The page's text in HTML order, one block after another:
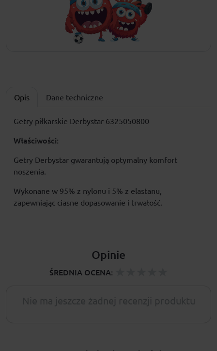
Opis Dane techniczne
Getry piłkarskie Derbystar 6325050800
Właściwości:
Getry Derbystar gwarantują optymalny komfort
noszenia.
Wykonane w 95% z nylonu i 5% z elastanu,
zapewniając ciasne dopasowanie i trwałość.
Opinie
ŚREDNIA OCENA: